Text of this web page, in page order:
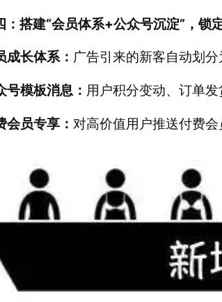
：搭建“会员体系+公众号沉淀”，锁
成长体系： 广告引来的新客自动划
号模板消息： 用户积分变动、订单
会员专享： 对高价值用户推送付费